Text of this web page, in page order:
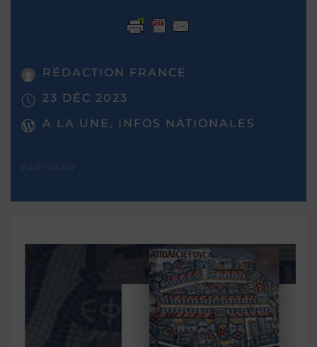
RÉDACTION FRANCE
23 DÉC 2023
A LA UNE, INFOS NATIONALES